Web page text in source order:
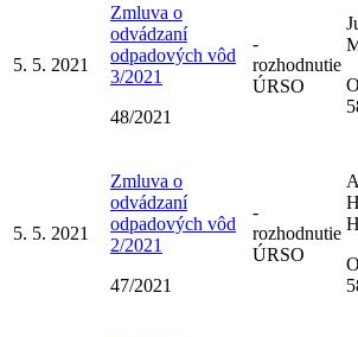
5. 5. 2021
Zmluva o
odvádzaní
odpadových vôd
3/2021
48/2021
-
rozhodnutie
ÚRSO
5. 5. 2021
Zmluva o
odvádzaní
odpadových vôd
2/2021
47/2021
-
rozhodnutie
ÚRSO